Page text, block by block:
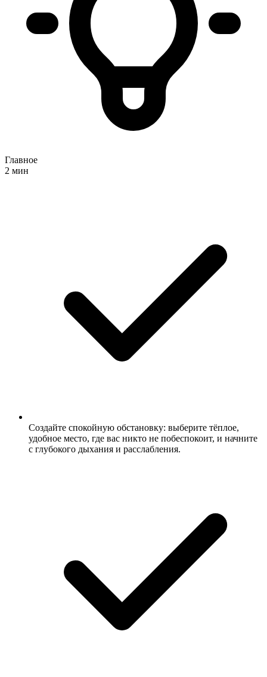
Главное
2 мин
Создайте спокойную обстановку: выберите тёплое,
удобное место, где вас никто не побеспокоит, и начните
с глубокого дыхания и расслабления.